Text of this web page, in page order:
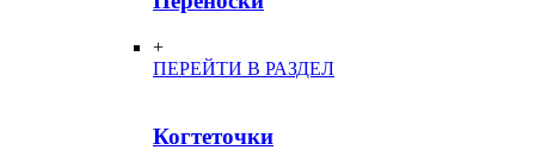
+
ПЕРЕЙТИ В РАЗДЕЛ
Когтеточки